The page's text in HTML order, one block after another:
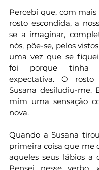
Percebi que, com
rosto escondida, a
se a imaginar,
nós, põe-se, pelos
uma vez que se
foi porque tinha
expectativa. O
Susana desiludiu-me.
mim uma sensação
nova.
Quando a Susana
primeira coisa que me
aqueles seus lábios a